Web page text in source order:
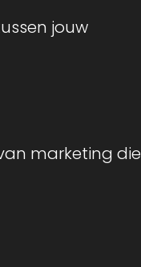
jouw
marketing die